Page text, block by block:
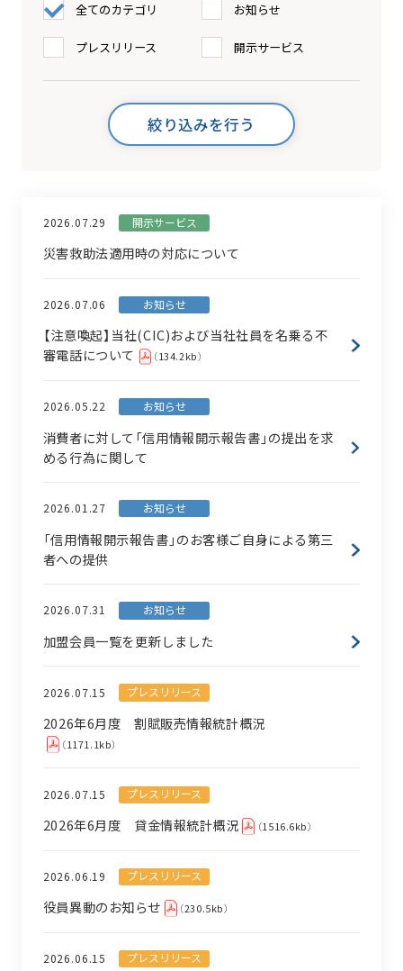
全てのカテゴリ お知らせ
プレスリリース 開示サービス
2026.07.29 開示サービス
災害救助法適用時の対応について
2026.07.06 お知らせ
【注意喚起】当社(CIC)および当社社員を名乗る不
審電話について
（134.2kb）
2026.05.22 お知らせ
消費者に対して「信用情報開示報告書」の提出を求
める行為に関して
2026.01.27 お知らせ
「信用情報開示報告書」のお客様ご自身による第三
者への提供
2026.07.31 お知らせ
加盟会員一覧を更新しました
2026.07.15 プレスリリース
2026年6月度 割賦販売情報統計概況
（1171.1kb）
2026.07.15 プレスリリース
2026年6月度 貸金情報統計概況 （1516.6kb）
2026.06.19 プレスリリース
役員異動のお知らせ （230.5kb）
2026.06.15 プレスリリース